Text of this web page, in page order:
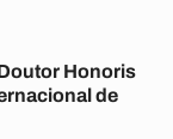
Honoris
de